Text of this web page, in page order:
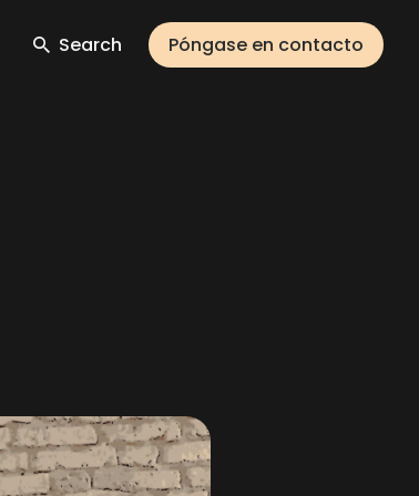
Search Póngase en contacto